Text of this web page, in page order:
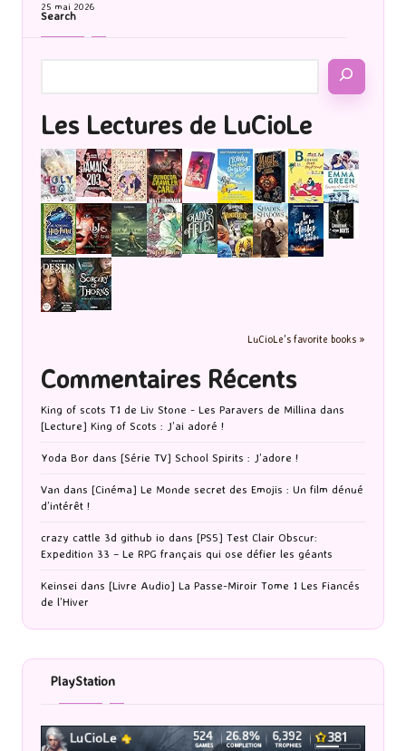
25 mai 2026
Search
Les Lectures de LuCioLe
LuCioLe's favorite books »
Commentaires Récents
King of scots T1 de Liv Stone - Les Paravers de Millina dans
[Lecture] King of Scots : J’ai adoré !
Yoda Bor dans [Série TV] School Spirits : J’adore !
Van dans [Cinéma] Le Monde secret des Emojis : Un film dénué
d’intérêt !
crazy cattle 3d github io dans [PS5] Test Clair Obscur:
Expedition 33 – Le RPG français qui ose défier les géants
Keinsei dans [Livre Audio] La Passe-Miroir Tome 1 Les Fiancés
de l’Hiver
PlayStation